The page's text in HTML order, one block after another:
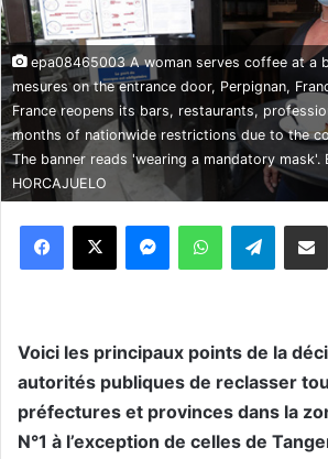
epa08465003 A woman serves coffee at a
mesures on the entrance door, Perpignan,
France reopens its bars, restaurants,
months of nationwide restrictions due to the
The banner reads 'wearing a mandatory mask'.
HORCAJUELO
WhatsApp Telegram
Voici les principaux points de la
autorités publiques de reclasser
préfectures et provinces dans la
N°1 à l’exception de celles de